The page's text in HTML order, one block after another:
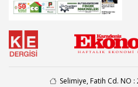
Selimiye, Fatih Cd. NO